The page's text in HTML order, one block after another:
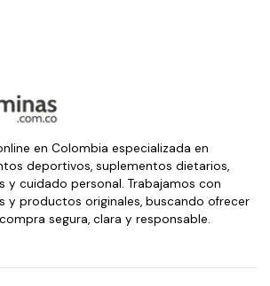
en Colombia especializada en
deportivos, suplementos dietarios,
y cuidado personal. Trabajamos con
y productos originales, buscando ofrecer
segura, clara y responsable.